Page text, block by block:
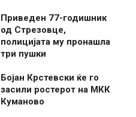
Приведен 77-годишник
од Стрезовце,
полицијата му пронашла
три пушки
Бојан Крстевски ќе го
засили ростерот на МКК
Куманово